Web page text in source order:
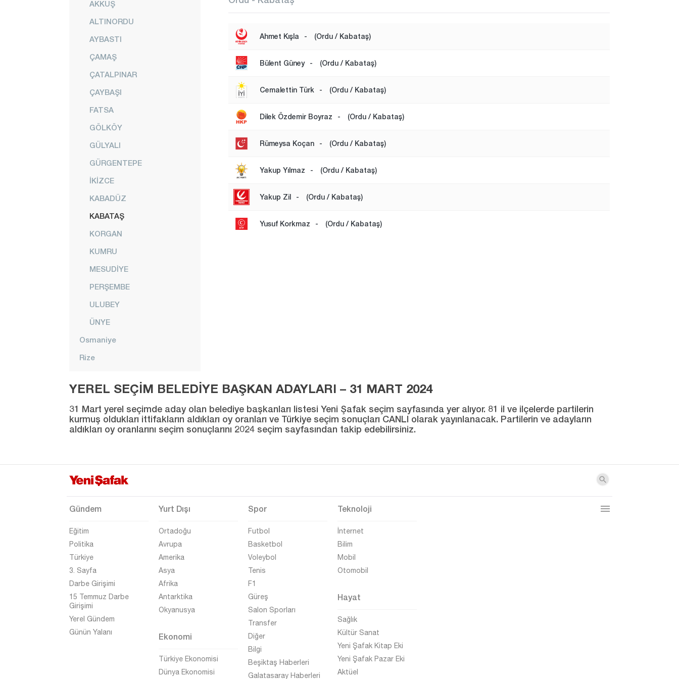
AKKUŞ
ALTINORDU
AYBASTI
ÇAMAŞ
ÇATALPINAR
ÇAYBAŞI
FATSA
GÖLKÖY
GÜLYALI
GÜRGENTEPE
İKİZCE
KABADÜZ
KABATAŞ
KORGAN
KUMRU
MESUDİYE
PERŞEMBE
ULUBEY
ÜNYE
Osmaniye
Rize
Samsun
Siirt
Sinop
Şanlıurfa
Şırnak
Tekirdağ
Trabzon
Uşak
Van
Yalova
Yozgat
Ahmet Kışla - (Ordu / Kabataş)
Bülent Güney - (Ordu / Kabataş)
Cemalettin Türk - (Ordu / Kabataş)
Dilek Özdemir Boyraz - (Ordu / Kabataş)
Rümeysa Koçan - (Ordu / Kabataş)
Yakup Yılmaz - (Ordu / Kabataş)
Yakup Zil - (Ordu / Kabataş)
Yusuf Korkmaz - (Ordu / Kabataş)
YEREL SEÇİM BELEDİYE BAŞKAN ADAYLARI – 31 MART 2024
31 Mart yerel seçimde aday olan belediye başkanları listesi Yeni Şafak seçim sayfasında yer alıyor. 81 il ve ilçelerde partilerin
kurmuş oldukları ittifakların aldıkları oy oranları ve Türkiye seçim sonuçları CANLI olarak yayınlanacak. Partilerin ve adayların
aldıkları oy oranlarını seçim sonuçlarını 2024 seçim sayfasından takip edebilirsiniz.
Gündem
Eğitim
Politika
Türkiye
3. Sayfa
Darbe Girişimi
15 Temmuz Darbe
Girişimi
Yerel Gündem
Günün Yalanı
Yurt Dışı
Ortadoğu
Avrupa
Amerika
Asya
Afrika
Antarktika
Okyanusya
Ekonomi
Türkiye Ekonomisi
Dünya Ekonomisi
Spor
Futbol
Basketbol
Voleybol
Tenis
F1
Güreş
Salon Sporları
Transfer
Diğer
Bilgi
Beşiktaş Haberleri
Galatasaray Haberleri
Teknoloji
İnternet
Bilim
Mobil
Otomobil
Hayat
Sağlık
Kültür Sanat
Yeni Şafak Kitap Eki
Yeni Şafak Pazar Eki
Aktüel